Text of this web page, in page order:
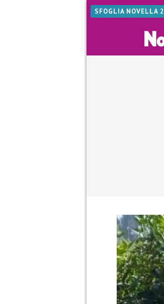
SFOGLIA NOVELLA